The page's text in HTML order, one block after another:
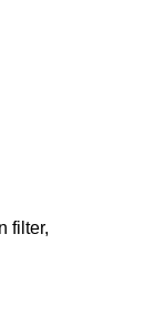
filter,